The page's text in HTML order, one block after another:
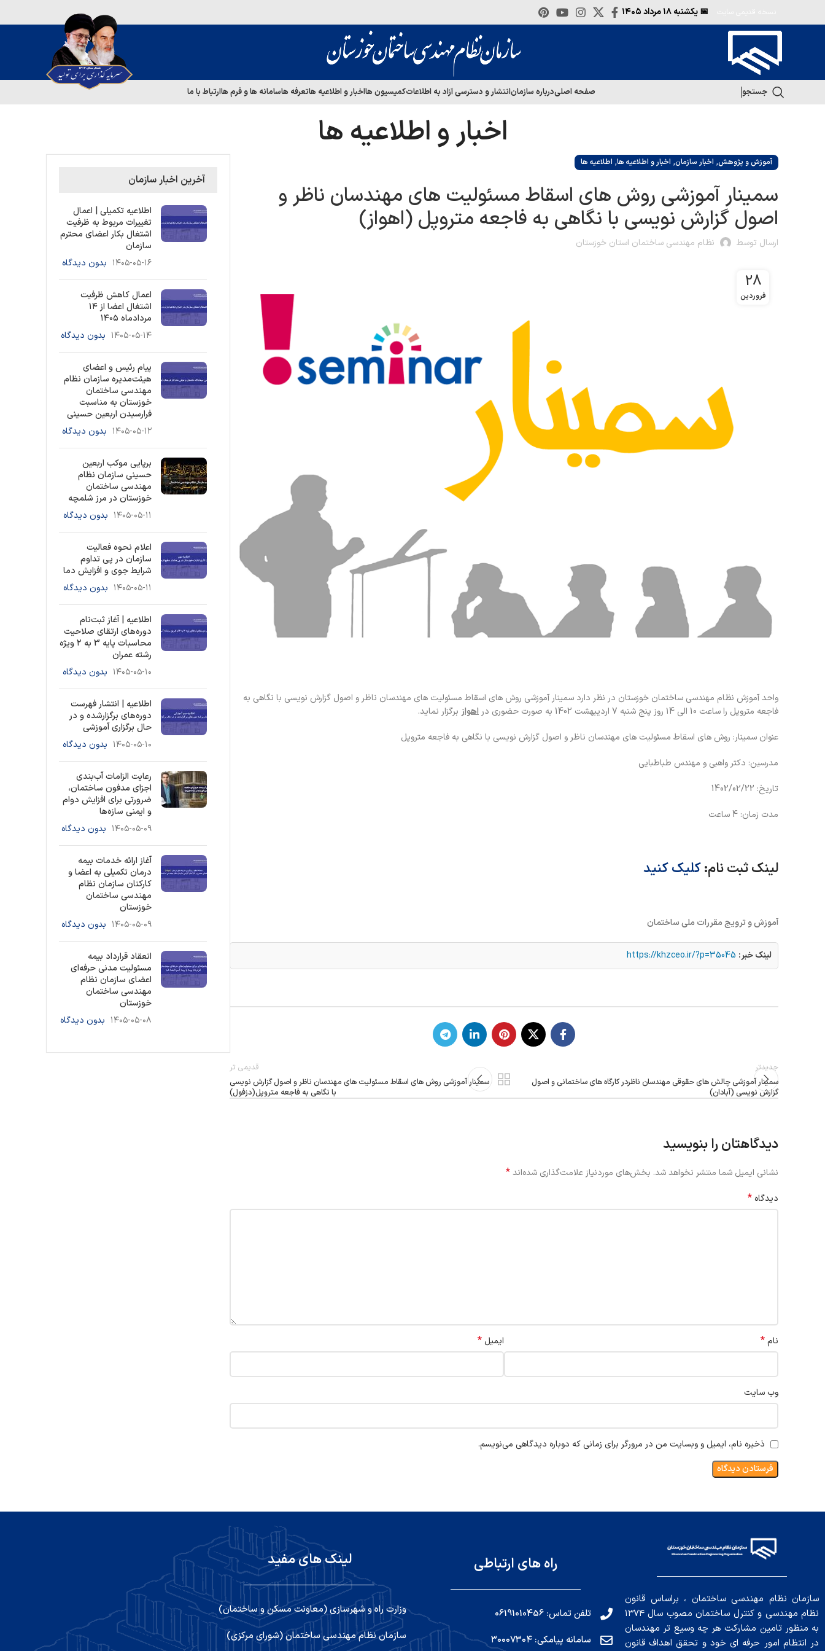
📅 یکشنبه
جستجو صفحه اصلیدرباره سازمانانتشار و دسترسی آزاد به اطلاعاتکمیسیون هااخبار و اطلاعیه هاتعرفه هاسامانه ها و فرم هاارتباط با ما
اخبار و اطلاعیه ها
آموزش و پژوهش, اخبار سازمان, اخبار و اطلاعیه ها, اطلاعیه ها
سمینار آموزشی روش های اسقاط مسئولیت های مهندسان ناظر و
اصول گزارش نویسی با نگاهی به فاجعه متروپل (اهواز)
ارسال توسط نظام مهندسی ساختمان استان خوزستان
28
فروردین
واحد آموزش نظام مهندسی ساختمان خوزستان در نظر دارد سمینار آموزشی روش های اسقاط مسئولیت های مهندسان ناظر و اصول گزارش نویسی با نگاهی به
فاجعه متروپل را ساعت 10 الی ۱4 روز پنج شنبه 7 اردیبهشت 1402 به صورت حضوری در
اهواز برگزار نماید.
عنوان سمینار: روش های اسقاط مسئولیت های مهندسان ناظر و اصول گزارش نویسی با نگاهی به فاجعه متروپل
مدرسین: دکتر واهبی و مهندس طباطبایی
تاریخ: 1402/02/22
مدت زمان: 4 ساعت
لینک ثبت نام:کلیک کنید
آموزش و ترویج مقررات ملی ساختمان
لینک خبر: https://khzceo.ir/?p=35045
جدیدتر
سمینار آموزشی چالش های حقوقی مهندسان ناظردر کارگاه های ساختمانی و اصول
گزارش نویسی (آبادان)
قدیمی تر
سمینار آموزشی روش های اسقاط مسئولیت های مهندسان ناظر و اصول گزارش نویسی
با نگاهی به فاجعه متروپل(دزفول)
دیدگاهتان را بنویسید
نشانی ایمیل شما منتشر نخواهد شد. بخش‌های موردنیاز علامت‌گذاری شده‌اند*
دیدگاه *
نام* ایمیل *
وب‌ سایت
ذخیره نام، ایمیل و وبسایت من در مرورگر برای زمانی که دوباره دیدگاهی می‌نویسم.
آخرین اخبار سازمان
اطلاعیه تکمیلی | اعمال
تغییرات مربوط به ظرفیت
اشتغال بکار اعضای محترم
سازمان
۱۴۰۵-۰۵-۱۶ بدون دیدگاه
اعمال کاهش ظرفیت
اشتغال اعضا از ۱۴
مردادماه ۱۴۰۵
۱۴۰۵-۰۵-۱۴ بدون دیدگاه
پیام رئیس و اعضای
هیئت‌مدیره سازمان نظام
مهندسی ساختمان
خوزستان به مناسبت
فرارسیدن اربعین حسینی
۱۴۰۵-۰۵-۱۲ بدون دیدگاه
برپایی موکب اربعین
حسینی سازمان نظام
مهندسی ساختمان
خوزستان در مرز شلمچه
۱۴۰۵-۰۵-۱۱ بدون دیدگاه
اعلام نحوه فعالیت
سازمان در پی تداوم
شرایط جوی و افزایش دما
۱۴۰۵-۰۵-۱۱ بدون دیدگاه
اطلاعیه | آغاز ثبت‌نام
دوره‌های ارتقای صلاحیت
محاسبات پایه 3 به ۲ ویژه
رشته عمران
۱۴۰۵-۰۵-۱۰ بدون دیدگاه
اطلاعیه | انتشار فهرست
دوره‌های برگزارشده و در
حال برگزاری آموزشی
۱۴۰۵-۰۵-۱۰ بدون دیدگاه
رعایت الزامات آب‌بندی
اجزای مدفون ساختمان،
ضرورتی برای افزایش دوام
و ایمنی سازه‌ها
۱۴۰۵-۰۵-۰۹ بدون دیدگاه
آغاز ارائه خدمات بیمه
درمان تکمیلی به اعضا و
کارکنان سازمان نظام
مهندسی ساختمان
خوزستان
۱۴۰۵-۰۵-۰۹ بدون دیدگاه
انعقاد قرارداد بیمه
مسئولیت مدنی حرفه‌ای
اعضای سازمان نظام
مهندسی ساختمان
خوزستان
۱۴۰۵-۰۵-۰۸ بدون دیدگاه
سازمان نظام مهندسی ساختمان ، براساس قانون
نظام مهندسی و کنترل ساختمان مصوب سال ۱۳۷۴
به منظور تامین مشارکت هر چه وسیع تر مهندسان
در انتظام امور حرفه ای خود و تحقق اهداف قانون
راه های ارتباطی
تلفن تماس: 06191010456
سامانه پیامکی: ۳۰۰۰۷۳۰۴
لینک های مفید
وزارت راه و شهرسازی (معاونت مسکن و ساختمان)
سازمان نظام مهندسی ساختمان (شورای مرکزی)